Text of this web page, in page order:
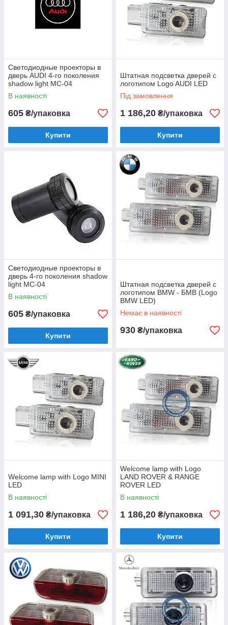
виносної струмовий драйвер, а сам світлодіод CREE в
капсулі проектора надійно закріплений термоклеєм.
Светодиодные проекторы в
дверь AUDI 4-го поколения
shadow light MC-04
В наявності
605 ₴/упаковка
Купити
Штатная подсветка дверей с
логотипом Logo AUDI LED
Під замовлення
1 186,20 ₴/упаковка
Купити
Светодиодные проекторы в
дверь 4-го поколения shadow
light MC-04
В наявності
605 ₴/упаковка
Купити
Штатная подсветка дверей с
логотипом BMW - БМВ (Logo
BMW LED)
Немає в наявності
930 ₴/упаковка
Welcome lamp with Logo MINI
LED
В наявності
1 091,30 ₴/упаковка
Купити
Welcome lamp with Logo
LAND ROVER & RANGE
ROVER LED
В наявності
1 186,20 ₴/упаковка
Купити